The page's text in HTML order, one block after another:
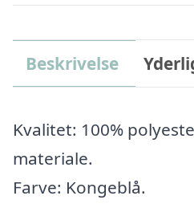
Beskrivelse
Kvalitet: 100%
materiale.
Farve: Kongeblå.